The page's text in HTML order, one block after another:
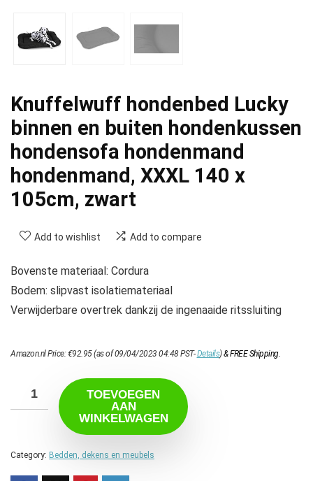
Knuffelwuff hondenbed Lucky
binnen en buiten hondenkussen
hondensofa hondenmand
hondenmand, XXXL 140 x
105cm, zwart
Add to wishlist Add to compare
Bovenste materiaal: Cordura
Bodem: slipvast isolatiemateriaal
Verwijderbare overtrek dankzij de ingenaaide ritssluiting
Amazon.nl Price:€92.95(as of 09/04/2023 04:48 PST-Details)&FREE Shipping.
TOEVOEGEN
AAN
WINKELWAGEN
Category: Bedden, dekens en meubels